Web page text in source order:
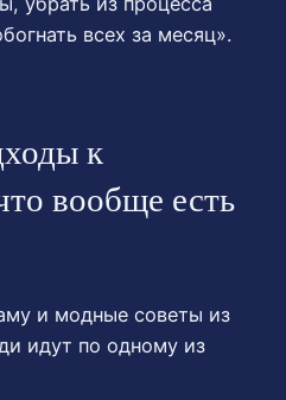
всех за месяц».
к
вообще есть
и модные советы из
идут по одному из